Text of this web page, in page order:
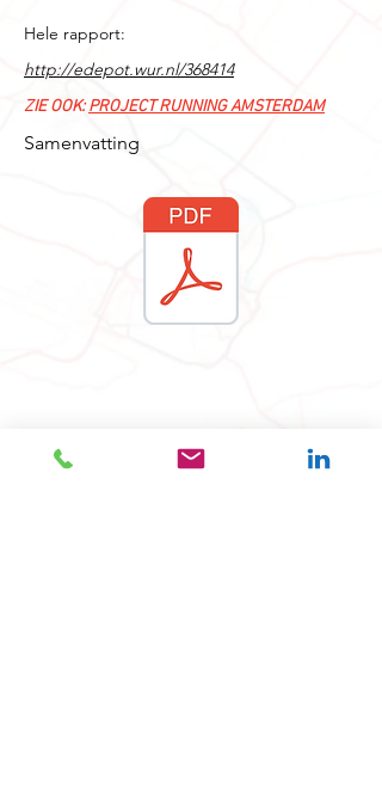
Hele rapport:
http://edepot.wur.nl/368414
ZIE OOK:PROJECT RUNNING AMSTERDAM
Samenvatting